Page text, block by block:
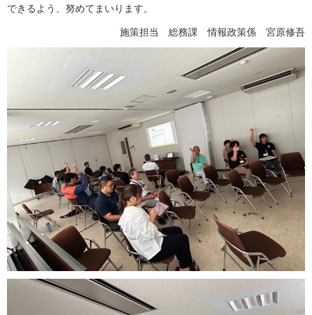
できるよう、努めてまいります。
施策担当 総務課 情報政策係 宮原修吾